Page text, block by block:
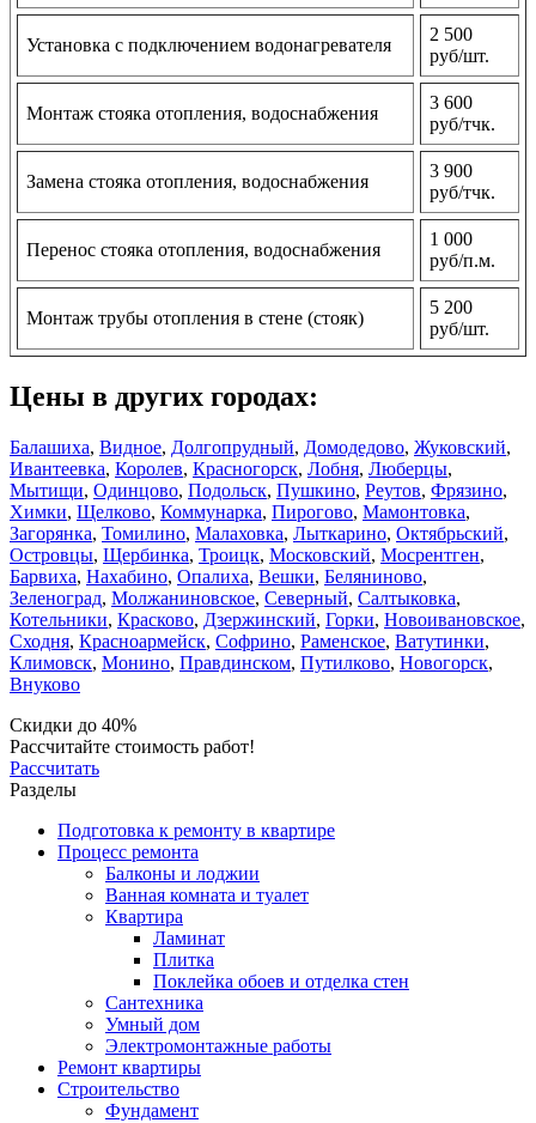
Установка с подключением водонагревателя
2 500
руб/шт.
Монтаж стояка отопления, водоснабжения
3 600
руб/тчк.
Замена стояка отопления, водоснабжения
3 900
руб/тчк.
Перенос стояка отопления, водоснабжения
1 000
руб/п.м.
Монтаж трубы отопления в стене (стояк)
5 200
руб/шт.
Цены в других городах:
Балашиха, Видное, Долгопрудный, Домодедово, Жуковский,
Ивантеевка, Королев, Красногорск, Лобня, Люберцы,
Мытищи, Одинцово, Подольск, Пушкино, Реутов, Фрязино,
Химки, Щелково, Коммунарка, Пирогово, Мамонтовка,
Загорянка, Томилино, Малаховка, Лыткарино, Октябрьский,
Островцы, Щербинка, Троицк, Московский, Мосрентген,
Барвиха, Нахабино, Опалиха, Вешки, Беляниново,
Зеленоград, Молжаниновское, Северный, Салтыковка,
Котельники, Красково, Дзержинский, Горки, Новоивановское,
Сходня, Красноармейск, Софрино, Раменское, Ватутинки,
Климовск, Монино, Правдинском, Путилково, Новогорск,
Внуково
Скидки до 40%
Рассчитайте стоимость работ!
Рассчитать
Разделы
Подготовка к ремонту в квартире
Процесс ремонта
Балконы и лоджии
Ванная комната и туалет
Квартира
Ламинат
Плитка
Поклейка обоев и отделка стен
Сантехника
Умный дом
Электромонтажные работы
Ремонт квартиры
Строительство
Фундамент